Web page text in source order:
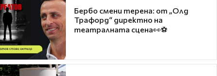
Бербо смени терена: от „Олд
Трафорд“ директно на
театралната сцена👀⚽